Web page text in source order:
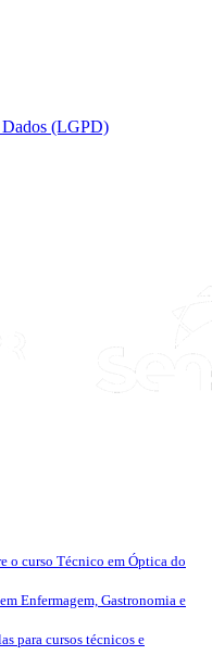
Dados (LGPD)
o curso Técnico em Óptica do
Enfermagem, Gastronomia e
para cursos técnicos e